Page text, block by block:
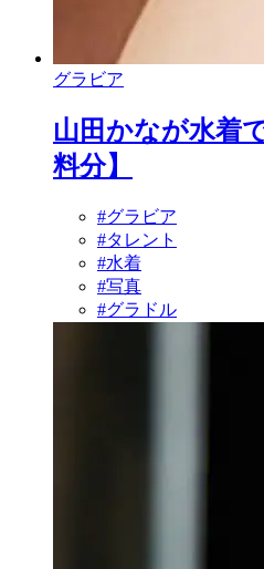
グラビア
山田かなが水着
料分】
#グラビア
#タレント
#水着
#写真
#グラドル